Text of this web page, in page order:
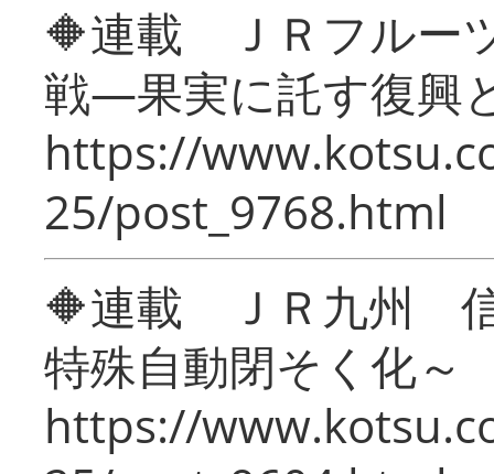
🔶連載 ＪＲフルー
戦―果実に託す復興
https://
25/post_9768.html
🔶連載 ＪＲ九州 信
特殊自動閉そく化～
https://